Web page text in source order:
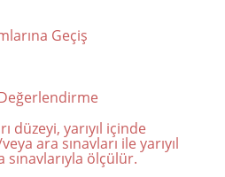
Geçiş
yarıyıl içinde
ara sınavları ile yarıyıl
sınavlarıyla ölçülür.